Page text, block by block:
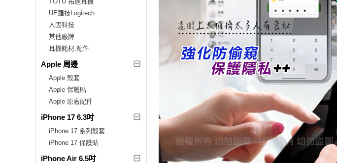
UE羅技Logitech
人因科技
其他廠牌
耳機耗材.配件
Apple 周邊
Apple 殼套
Apple 保護貼
Apple 原廠配件
iPhone 17 6.3吋
iPhone 17 系列殼套
iPhone 17 保護貼
iPhone Air 6.5吋